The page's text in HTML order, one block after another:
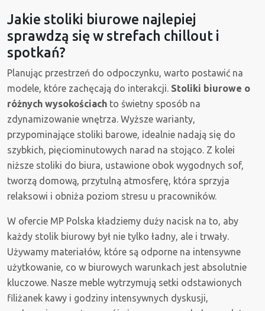
Jakie stoliki biurowe najlepiej
sprawdzą się w strefach chillout i
spotkań?
Planując przestrzeń do odpoczynku, warto postawić na
modele, które zachęcają do interakcji. Stoliki biurowe o
różnych wysokościach to świetny sposób na
zdynamizowanie wnętrza. Wyższe warianty,
przypominające stoliki barowe, idealnie nadają się do
szybkich, pięciominutowych narad na stojąco. Z kolei
niższe stoliki do biura, ustawione obok wygodnych sof,
tworzą domową, przytulną atmosferę, która sprzyja
relaksowi i obniża poziom stresu u pracowników.
W ofercie MP Polska kładziemy duży nacisk na to, aby
każdy stolik biurowy był nie tylko ładny, ale i trwały.
Używamy materiałów, które są odporne na intensywne
użytkowanie, co w biurowych warunkach jest absolutnie
kluczowe. Nasze meble wytrzymują setki odstawionych
filiżanek kawy i godziny intensywnych dyskusji,